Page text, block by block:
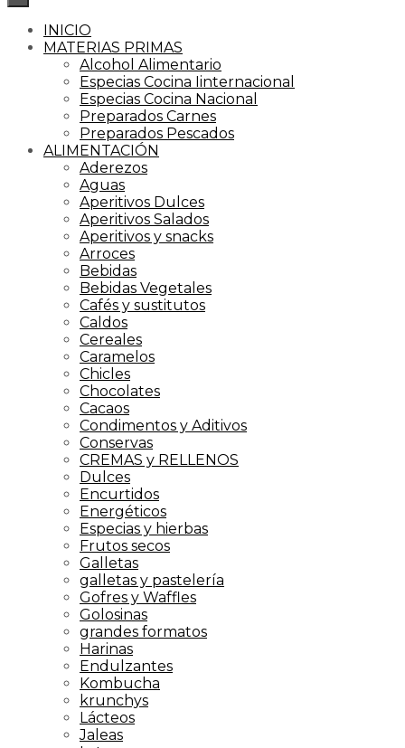
INICIO
MATERIAS PRIMAS
Alcohol Alimentario
Especias Cocina Iinternacional
Especias Cocina Nacional
Preparados Carnes
Preparados Pescados
ALIMENTACIÓN
Aderezos
Aguas
Aperitivos Dulces
Aperitivos Salados
Aperitivos y snacks
Arroces
Bebidas
Bebidas Vegetales
Cafés y sustitutos
Caldos
Cereales
Caramelos
Chicles
Chocolates
Cacaos
Condimentos y Aditivos
Conservas
CREMAS y RELLENOS
Dulces
Encurtidos
Energéticos
Especias y hierbas
Frutos secos
Galletas
galletas y pastelería
Gofres y Waffles
Golosinas
grandes formatos
Harinas
Endulzantes
Kombucha
krunchys
Lácteos
Jaleas